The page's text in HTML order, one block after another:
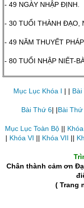
- 49 NGÀY NHẬP ĐỊNH.
- 30 TUỔI THÀNH ĐẠO,
- 49 NĂM THUYẾT
- 80 TUỔI NHẬP NIẾT-
Mục Lục Khóa I | | Bài
Bài Thứ 6| |Bài Thứ
Mục Lục Toàn Bộ||
| Khóa VI || Khóa VII ||
Chân thành cảm ơn
( Trang